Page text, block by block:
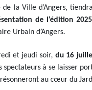
la Ville d’Angers,
de l’édition
Urbain d’Angers.
et jeudi soir, du 16
spectateurs à se laisser
au cœur du